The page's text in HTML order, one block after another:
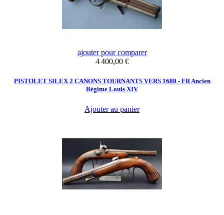
ajouter pour comparer
Prix
4 400,00 €
PISTOLET SILEX 2 CANONS TOURNANTS VERS 1680 - FR Ancien
Régime Louis XIV
Ajouter au panier